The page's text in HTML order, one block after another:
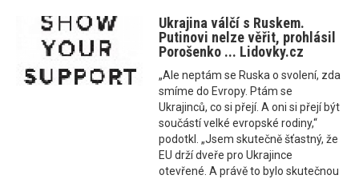
Ukrajina válčí s Ruskem.
Putinovi nelze věřit, prohlásil
Porošenko ... Lidovky.cz
„Ale neptám se Ruska o svolení, zda
smíme do Evropy. Ptám se
Ukrajinců, co si přejí. A oni si přejí být
součástí velké evropské rodiny,“
podotkl. „Jsem skutečně šťastný, že
EU drží dveře pro Ukrajince
otevřené. A právě to bylo skutečnou